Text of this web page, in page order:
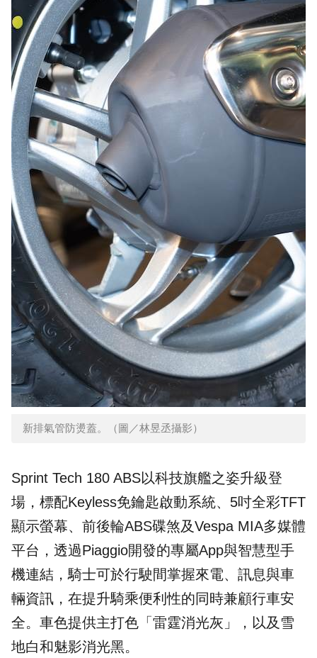
新排氣管防燙蓋。（圖／林昱丞攝影）
Sprint Tech 180 ABS以科技旗艦之姿升級登
場，標配Keyless免鑰匙啟動系統、5吋全彩TFT
顯示螢幕、前後輪ABS碟煞及Vespa MIA多媒體
平台，透過Piaggio開發的專屬App與智慧型手
機連結，騎士可於行駛間掌握來電、訊息與車
輛資訊，在提升騎乘便利性的同時兼顧行車安
全。車色提供主打色「雷霆消光灰」，以及雪
地白和魅影消光黑。